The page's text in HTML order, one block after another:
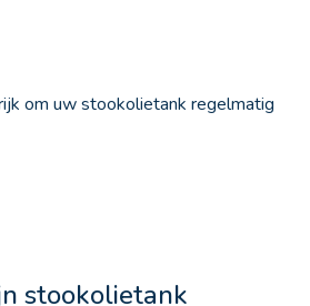
om uw stookolietank regelmatig
stookolietank